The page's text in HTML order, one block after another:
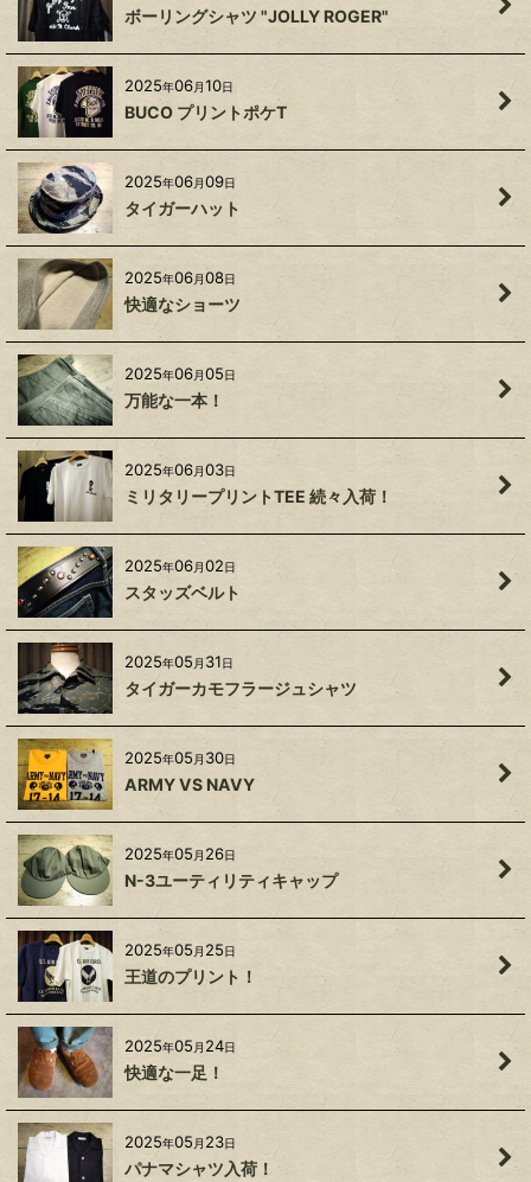
ボーリングシャツ "JOLLY ROGER"
2025年06月10日
BUCO プリントポケT
2025年06月09日
タイガーハット
2025年06月08日
快適なショーツ
2025年06月05日
万能な一本！
2025年06月03日
ミリタリープリントTEE 続々入荷！
2025年06月02日
スタッズベルト
2025年05 月 31日
タイガーカモフラージュシャツ
2025年05 月 30日
ARMY VS NAVY
2025年05 月 26日
N-3ユーティリティキャップ
2025年05 月 25日
王道のプリント！
2025年05 月 24日
快適な一足！
2025年05 月 23日
パナマシャツ入荷！